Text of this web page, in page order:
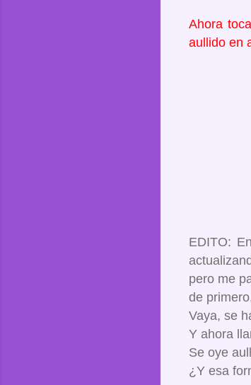
Ahora
aullido en
EDITO:
pero me
de
Vaya, se
Y ahora
Se oye
¿Y esa